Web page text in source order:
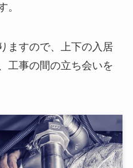
。
ますので、上下の入居
工事の間の立ち会いを